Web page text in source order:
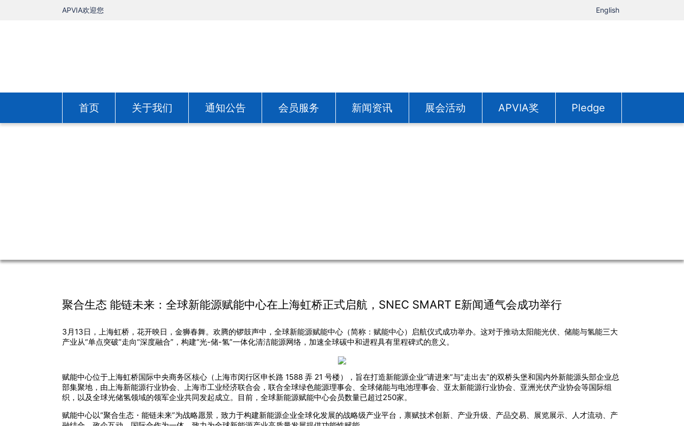
APVIA欢迎您 English
首页 关于我们 通知公告 会员服务 新闻资讯 展会活动 APVIA奖 Pledge
聚合生态 能链未来：全球新能源赋能中心在上海虹桥正式启航，SNEC SMART E新闻通气会成功举行
3月13日，上海虹桥，花开映日，金狮春舞。欢腾的锣鼓声中，全球新能源赋能中心（简称：赋能中心）启航仪式成功举办。这对于推动太阳能光伏、储能与氢能三大
产业从“单点突破”走向“深度融合”，构建“光-储-氢”一体化清洁能源网络，加速全球碳中和进程具有里程碑式的意义。
赋能中心位于上海虹桥国际中央商务区核心（上海市闵行区申长路 1588 弄 21 号楼），旨在打造新能源企业“请进来”与“走出去”的双桥头堡和国内外新能源头部企业总
部集聚地，由上海新能源行业协会、上海市工业经济联合会，联合全球绿色能源理事会、全球储能与电池理事会、亚太新能源行业协会、亚洲光伏产业协会等国际组
织，以及全球光储氢领域的领军企业共同发起成立。目前，全球新能源赋能中心会员数量已超过250家。
赋能中心以“聚合生态・能链未来”为战略愿景，致力于构建新能源企业全球化发展的战略级产业平台，禀赋技术创新、产业升级、产品交易、展览展示、人才流动、产